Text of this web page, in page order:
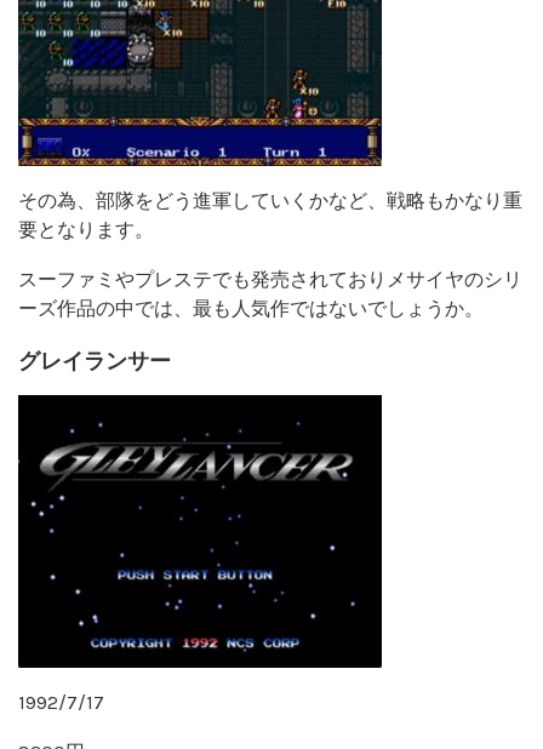
その為、部隊をどう進軍していくかなど、戦略もかなり重
要となります。
スーファミやプレステでも発売されておりメサイヤのシリ
ーズ作品の中では、最も人気作ではないでしょうか。
グレイランサー
1992/7/17